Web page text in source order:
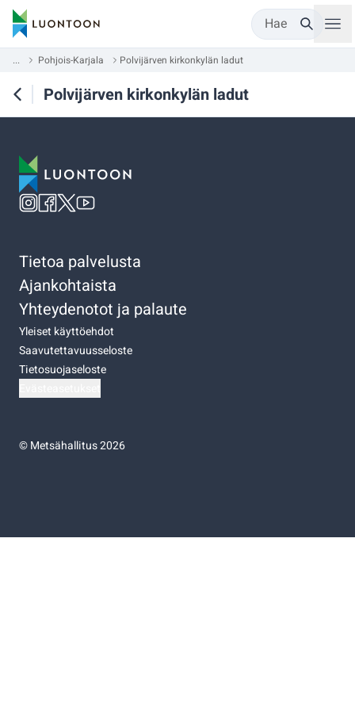
Hae
... Pohjois-Karjala Polvijärven kirkonkylän ladut
Polvijärven kirkonkylän ladut
Tietoa palvelusta
Ajankohtaista
Yhteydenotot ja palaute
Yleiset käyttöehdot
Saavutettavuusseloste
Tietosuojaseloste
©Metsähallitus 2026